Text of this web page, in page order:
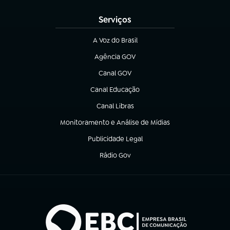
Serviços
A Voz do Brasil
(abre em nova aba)
Agência GOV
(abre em nova aba)
Canal GOV
(abre em nova aba)
Canal Educação
(abre em nova aba)
Canal Libras
(abre em nova aba)
Monitoramento e Análise de Mídias
(abre em nova aba)
Publicidade Legal
(abre em nova aba)
Rádio Gov
(abre em nova aba)